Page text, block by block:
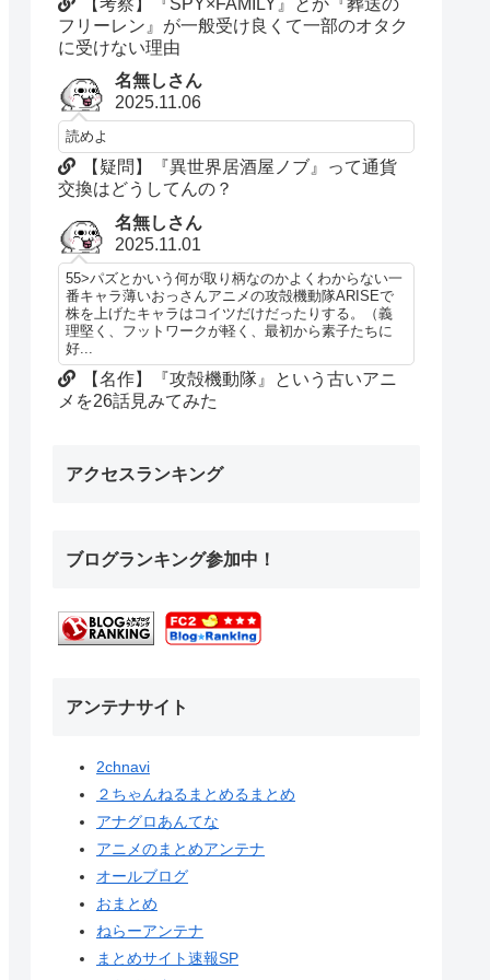
【考察】『SPY×FAMILY』とか『葬送の
フリーレン』が一般受け良くて一部のオタク
に受けない理由
名無しさん
2025.11.06
読めよ
【疑問】『異世界居酒屋ノブ』って通貨
交換はどうしてんの？
名無しさん
2025.11.01
55>パズとかいう何が取り柄なのかよくわからない一
番キャラ薄いおっさんアニメの攻殻機動隊ARISEで
株を上げたキャラはコイツだけだったりする。（義
理堅く、フットワークが軽く、最初から素子たちに
好...
【名作】『攻殻機動隊』という古いアニ
メを26話見みてみた
アクセスランキング
ブログランキング参加中！
アンテナサイト
2chnavi
２ちゃんねるまとめるまとめ
アナグロあんてな
アニメのまとめアンテナ
オールブログ
おまとめ
ねらーアンテナ
まとめサイト速報SP